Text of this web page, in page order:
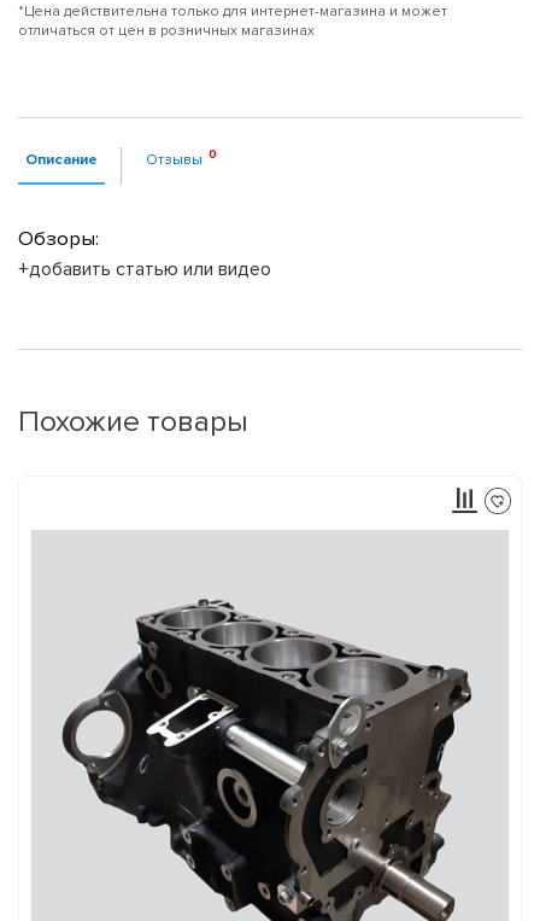
*Цена действительна только для интернет-магазина и может
отличаться от цен в розничных магазинах
Описание Отзывы
Обзоры:
+добавить статью или видео
Похожие товары